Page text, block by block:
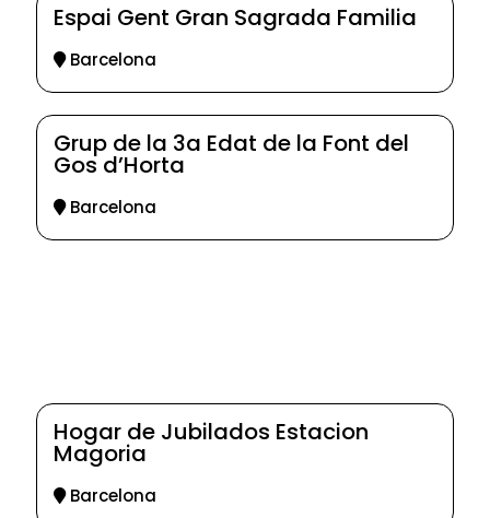
Espai Gent Gran Sagrada Familia
Barcelona
Grup de la 3a Edat de la Font del
Gos d’Horta
Barcelona
Hogar de Jubilados Estacion
Magoria
Barcelona